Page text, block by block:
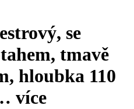
se
tmavě
hloubka 110
více